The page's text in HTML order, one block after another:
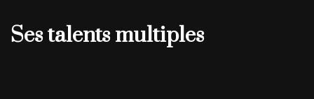
Ses talents multiples